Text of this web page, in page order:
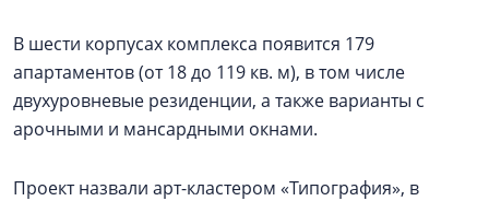
В шести корпусах комплекса появится 179
апартаментов (от 18 до 119 кв. м), в том числе
двухуровневые резиденции, а также варианты с
арочными и мансардными окнами.
Проект назвали арт-кластером «Типография», в